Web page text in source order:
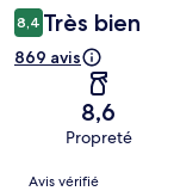
8,4 Très bien
869 avis
8,6
Propreté
Avis
Avis vérifié